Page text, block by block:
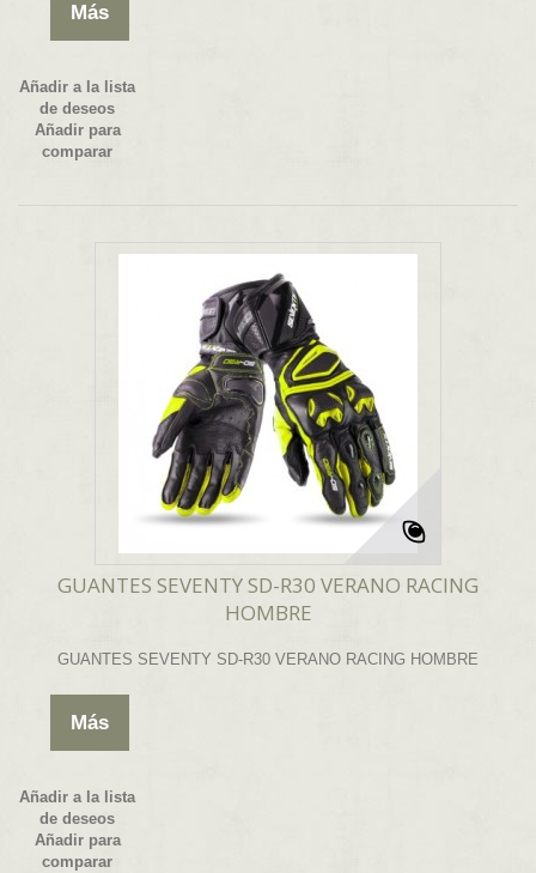
Más
Añadir a la lista
de deseos
Añadir para
comparar
GUANTES SEVENTY SD-R30 VERANO RACING
HOMBRE
GUANTES SEVENTY SD-R30 VERANO RACING HOMBRE
Más
Añadir a la lista
de deseos
Añadir para
comparar